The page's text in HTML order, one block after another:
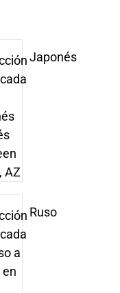
Japonés
Ruso